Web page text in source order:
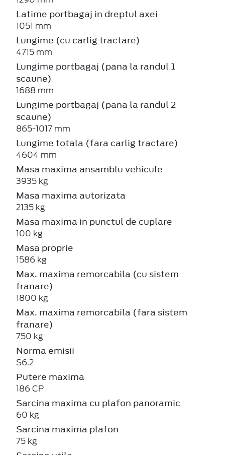
Latime portbagaj in dreptul axei
1051 mm
Lungime (cu carlig tractare)
4715 mm
Lungime portbagaj (pana la randul 1
scaune)
1688 mm
Lungime portbagaj (pana la randul 2
scaune)
865-1017 mm
Lungime totala (fara carlig tractare)
4604 mm
Masa maxima ansamblu vehicule
3935 kg
Masa maxima autorizata
2135 kg
Masa maxima in punctul de cuplare
100 kg
Masa proprie
1586 kg
Max. maxima remorcabila (cu sistem
franare)
1800 kg
Max. maxima remorcabila (fara sistem
franare)
750 kg
Norma emisii
S6.2
Putere maxima
186 CP
Sarcina maxima cu plafon panoramic
60 kg
Sarcina maxima plafon
75 kg